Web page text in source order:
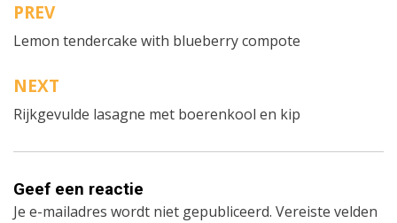
Bericht
navigatie
PREV
Lemon tendercake with blueberry compote
NEXT
Rijkgevulde lasagne met boerenkool en kip
Geef een reactie
Je e-mailadres wordt niet gepubliceerd. Vereiste velden